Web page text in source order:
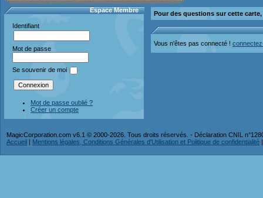
Espace Membre
Identifiant
Mot de passe
Se souvenir de moi
Mot de passe oublié ?
Créer un compte
Pour des questions sur cette
Vous n'êtes pas connecté !
MagicCorporation.com v6.1 © 2000-2026. Tous droits réservés. - Déclaration CNIL
Accueil | Mentions légales, Conditions Générales d'Utilisation et Politique de confidentialité